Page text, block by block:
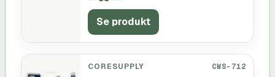
Se produkt
CORESUPPLY CWS-712